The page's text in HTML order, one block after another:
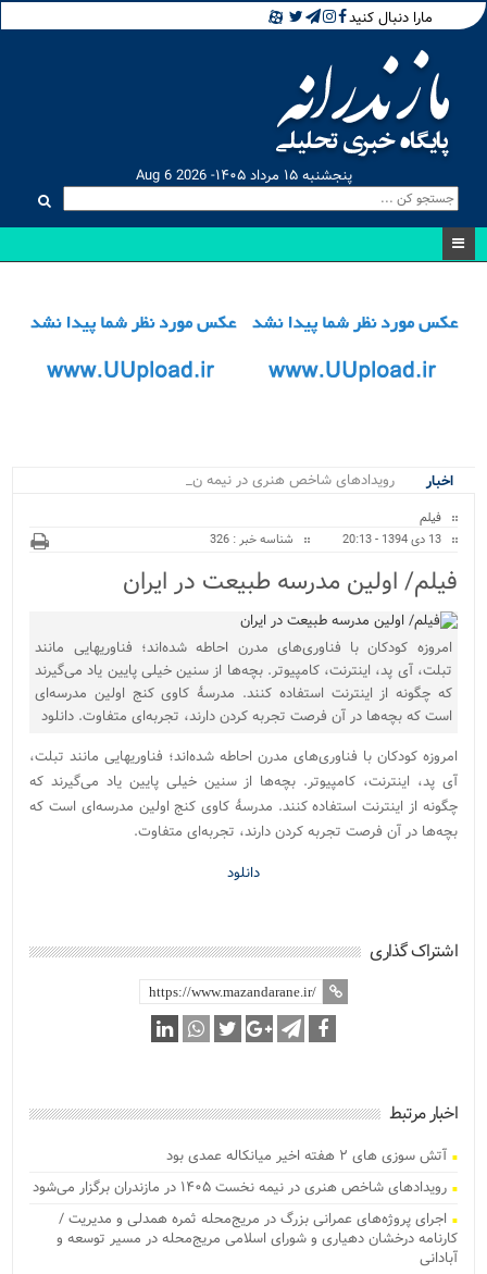
مارا دنبال کنید
پنجشنبه ۱۵ مرداد ۱۴۰۵- Aug 6 2026
اخبار
رویدادهای شاخص هنری در نیمه نخست.
فیلم
13 دی 1394 - 20:13
شناسه خبر : 326
فیلم/ اولین مدرسه طبیعت در ایران
امروزه کودکان با فناوری‌های مدرن احاطه شده‌اند؛ فناوریهایی مانند
تبلت، آی پد، اینترنت، کامپیوتر. بچه‌ها از سنین خیلی پایین یاد می‌گیرند
که چگونه از اینترنت استفاده کنند. مدرسۀ کاوی کنج اولین مدرسه‌ای
است که بچه‌ها در آن فرصت تجربه کردن دارند، تجربه‌ای متفاوت. دانلود
امروزه کودکان با فناوری‌های مدرن احاطه شده‌اند؛ فناوریهایی مانند تبلت،
آی پد، اینترنت، کامپیوتر. بچه‌ها از سنین خیلی پایین یاد می‌گیرند که
چگونه از اینترنت استفاده کنند. مدرسۀ کاوی کنج اولین مدرسه‌ای است که
بچه‌ها در آن فرصت تجربه کردن دارند، تجربه‌ای متفاوت.
دانلود
اشتراک گذاری
اخبار مرتبط
آتش‌ سوزی‌ های ۲ هفته اخیر میانکاله عمدی بود
رویدادهای شاخص هنری در نیمه نخست ۱۴۰۵ در مازندران برگزار می‌شود
اجرای پروژه‌های عمرانی بزرگ در مریج‌محله ثمره همدلی و مدیریت /
کارنامه درخشان دهیاری و شورای اسلامی مریج‌محله در مسیر توسعه و
آبادانی